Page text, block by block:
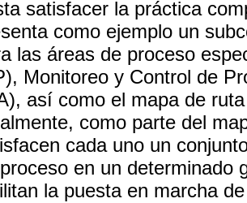
satisfacer la práctica
como ejemplo un
las áreas de proceso
Monitoreo y Control de
así como el mapa de
como parte del
cada uno un
en un determinado
la puesta en marcha